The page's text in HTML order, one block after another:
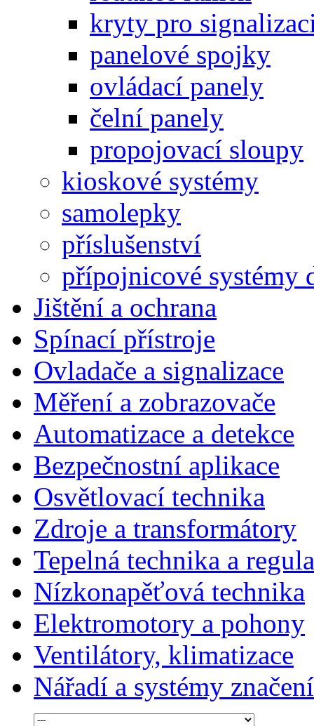
kryty pro
panelové spojky
ovládací panely
čelní panely
propojovací sloupy
kioskové systémy
samolepky
příslušenství
přípojnicové systémy
Jištění a ochrana
Spínací přístroje
Ovladače a signalizace
Měření a zobrazovače
Automatizace a detekce
Bezpečnostní aplikace
Osvětlovací technika
Zdroje a transformátory
Tepelná technika a
Nízkonapěťová technika
Elektromotory a pohony
Ventilátory, klimatizace
Nářadí a systémy značení